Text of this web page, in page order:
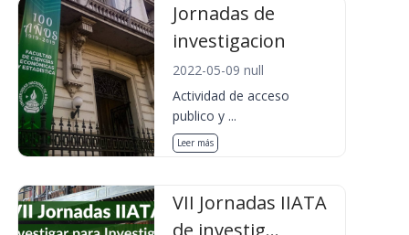
Jornadas de
investigacion
2022-05-09 null
Actividad de acceso
publico y ...
Leer más
VII Jornadas IIATA
de investig...